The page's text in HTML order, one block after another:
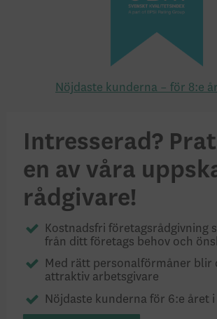
Nöjdaste kunderna – för 8:e
Intresserad?
en av våra
rådgivare!
Kostnadsfri företags­råd­giv­ning
från ditt företags behov och
Med rätt personalförmåner blir
attraktiv arbetsgivare
Nöjdaste kunderna för 6:e året i